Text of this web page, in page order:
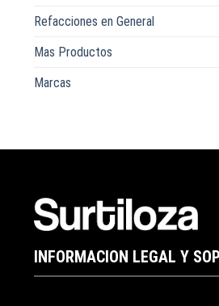
Refacciones en General
Mas Productos
Marcas
INFORMACION LEGAL Y